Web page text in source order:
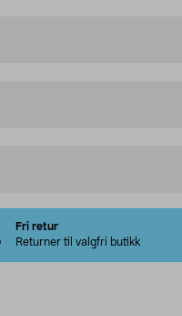
Fri retur
Returner til valgfri butikk